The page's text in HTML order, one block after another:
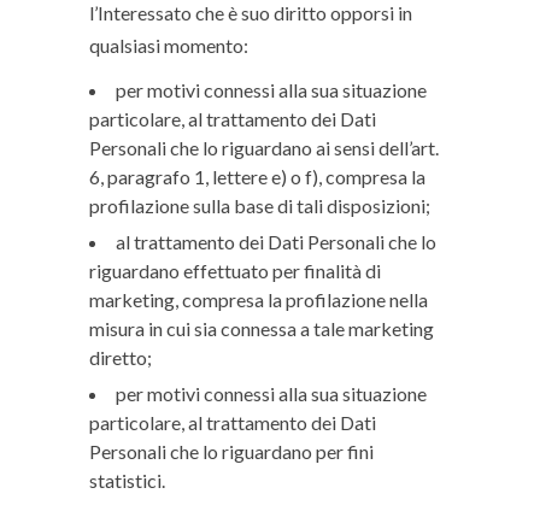
l’Interessato che è suo diritto opporsi in
qualsiasi momento:
per motivi connessi alla sua situazione
particolare, al trattamento dei Dati
Personali che lo riguardano ai sensi dell’art.
6, paragrafo 1, lettere e) o f), compresa la
profilazione sulla base di tali disposizioni;
al trattamento dei Dati Personali che lo
riguardano effettuato per finalità di
marketing, compresa la profilazione nella
misura in cui sia connessa a tale marketing
diretto;
per motivi connessi alla sua situazione
particolare, al trattamento dei Dati
Personali che lo riguardano per fini
statistici.